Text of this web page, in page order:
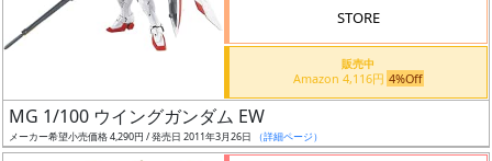
況
売
STORE
販売中
Amazon 4,116円 4%Off
MG 1/100 ウイングガンダム EW
メーカー希望小売価格 4,290円 / 発売日 2011年3月26日 （詳細ページ）